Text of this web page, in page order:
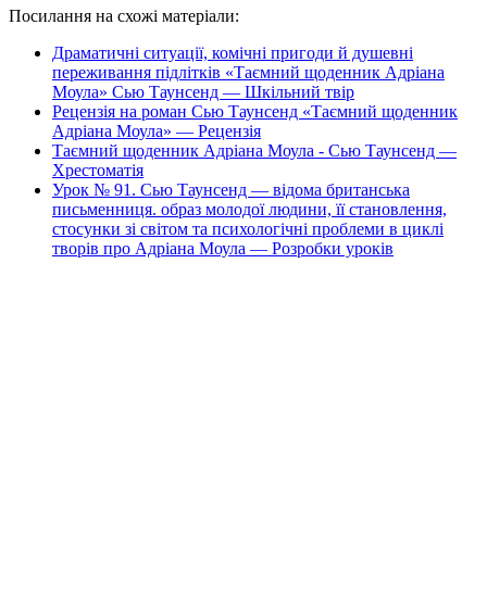
Посилання на схожі матеріали:
Драматичні ситуації, комічні пригоди й душевні
переживання підлітків «Таємний щоденник Адріана
Моула» Сью Таунсенд — Шкільний твір
Рецензія на роман Сью Таунсенд «Таємний щоденник
Адріана Моула» — Рецензія
Таємний щоденник Адріана Моула - Сью Таунсенд —
Хрестоматія
Урок № 91. Сью Таунсенд — відома британська
письменниця. образ молодої людини, її становлення,
стосунки зі світом та психологічні проблеми в циклі
творів про Адріана Моула — Розробки уроків